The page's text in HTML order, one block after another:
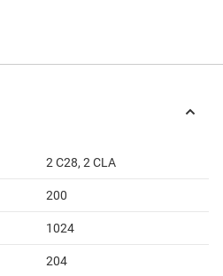
2 C28, 2 CLA
200
1024
204